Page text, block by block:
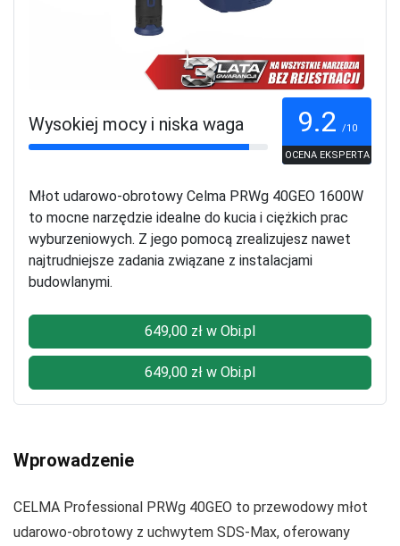
Wysokiej mocy i niska waga 9.2 /10
OCENA EKSPERTA
Młot udarowo-obrotowy Celma PRWg 40GEO 1600W
to mocne narzędzie idealne do kucia i ciężkich prac
wyburzeniowych. Z jego pomocą zrealizujesz nawet
najtrudniejsze zadania związane z instalacjami
budowlanymi.
649,00 zł w Obi.pl
649,00 zł w Obi.pl
Wprowadzenie
CELMA Professional PRWg 40GEO to przewodowy młot
udarowo-obrotowy z uchwytem SDS‑Max, oferowany